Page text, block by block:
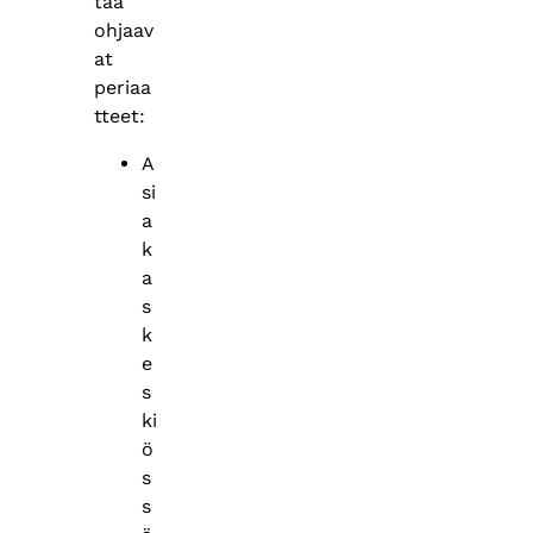
ohjaav
at
periaa
tteet:
A
si
a
k
a
s
k
e
s
ki
ö
s
s